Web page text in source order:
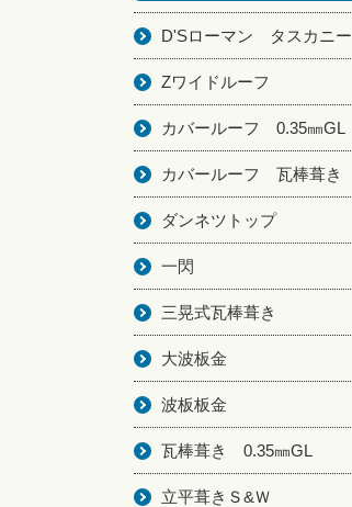
D'Sローマン タスカニー
Zワイドルーフ
カバールーフ 0.35㎜GL
カバールーフ 瓦棒葺き
ダンネツトップ
一閃
三晃式瓦棒葺き
大波板金
波板板金
瓦棒葺き 0.35㎜GL
立平葺きＳ&Ｗ